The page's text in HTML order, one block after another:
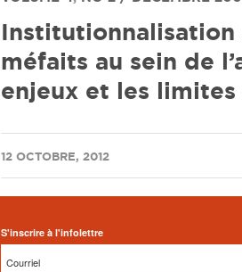
Institutionnalisation
méfaits au sein de
enjeux et les
12 OCTOBRE, 2012
/
S'inscrire à l'infolettre